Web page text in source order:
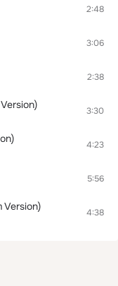
2:48
3:06
2:38
3:30
4:23
5:56
Version) 4:38